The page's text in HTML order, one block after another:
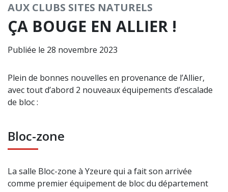
AUX CLUBS SITES NATURELS
ÇA BOUGE EN ALLIER !
Publiée le 28 novembre 2023
Plein de bonnes nouvelles en provenance de l’Allier,
avec tout d’abord 2 nouveaux équipements d’escalade
de bloc :
Bloc-zone
La salle Bloc-zone à Yzeure qui a fait son arrivée
comme premier équipement de bloc du département